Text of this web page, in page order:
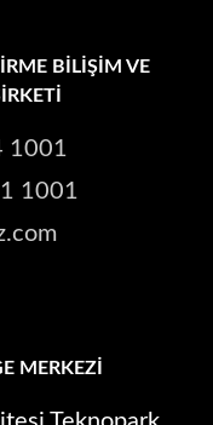
BİLİŞİM VE
1001
1001
MERKEZI